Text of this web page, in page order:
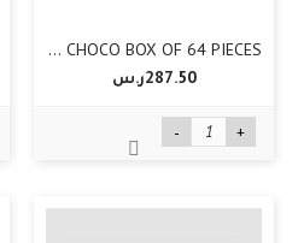
TIN CHOCO BOX OF 64 PIECES
287.50ر.س‏
- +